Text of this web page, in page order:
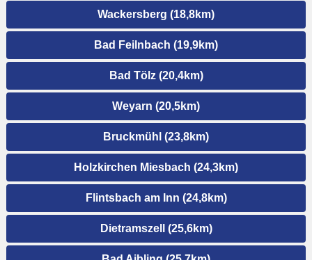
Wackersberg (18,8km)
Bad Feilnbach (19,9km)
Bad Tölz (20,4km)
Weyarn (20,5km)
Bruckmühl (23,8km)
Holzkirchen Miesbach (24,3km)
Flintsbach am Inn (24,8km)
Dietramszell (25,6km)